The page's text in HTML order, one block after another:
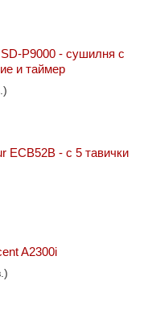
P9000 - сушилня с
и таймер
ECB52B - с 5 тавички
A2300i